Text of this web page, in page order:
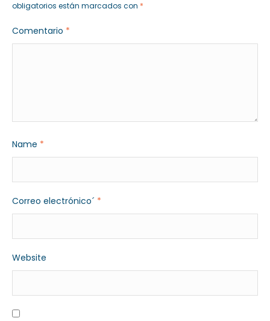
obligatorios están marcados con *
Comentario *
Name *
Correo electrónico´ *
Website